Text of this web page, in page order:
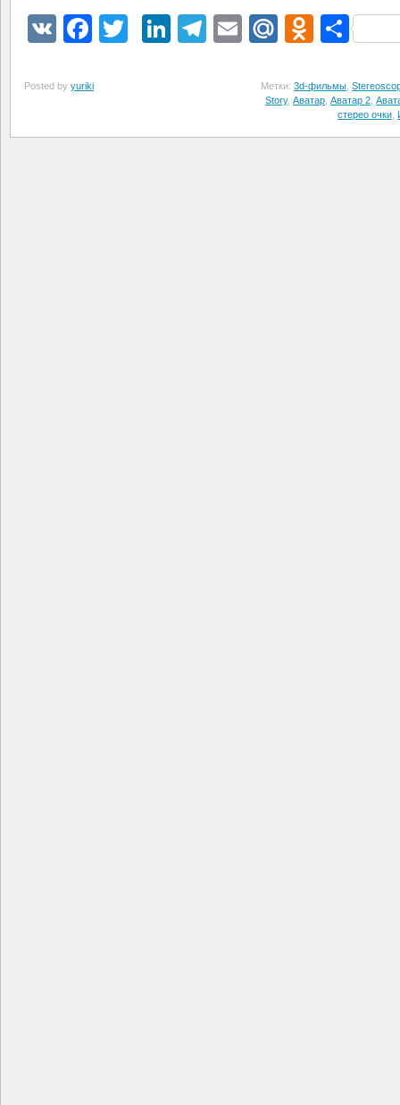
VK Facebook
TwitterLinkedIn
Telegram
EmailMail.Ru
Posted by yuriki Метки: 3d-фильмы
Story, Аватар Аватар 2
стерео очки